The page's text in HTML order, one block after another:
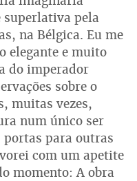
superlativa pela
na Bélgica. Eu me
elegante e muito
do imperador
sobre o
muitas vezes,
num único ser
para outras
com um apetite
momento: A obra